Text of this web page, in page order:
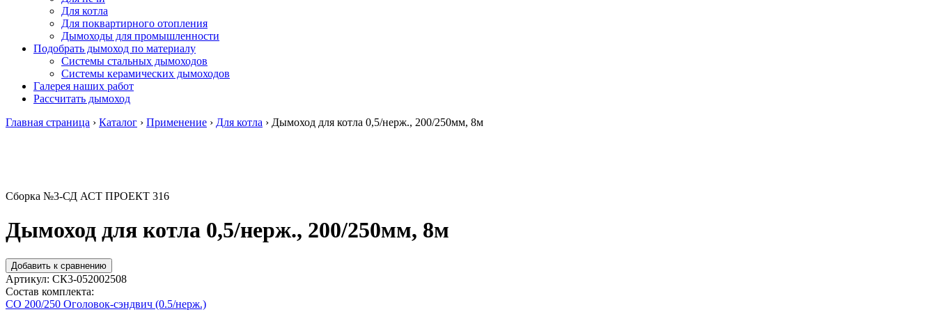
Для котла
Для поквартирного отопления
Дымоходы для промышленности
Подобрать дымоход по материалу
Системы стальных дымоходов
Системы керамических дымоходов
Галерея наших работ
Рассчитать дымоход
Главная страница › Каталог › Применение › Для котла › Дымоход для котла 0,5/нерж., 200/250мм, 8м
Сборка №3-СД АСТ ПРОЕКТ 316
Дымоход для котла 0,5/нерж., 200/250мм, 8м
Добавить к сравнению
Артикул: СК3-052002508
Состав комплекта:
СО 200/250 Оголовок-сэндвич (0.5/нерж.)